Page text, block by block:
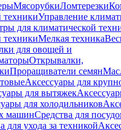
МясорубкиЛомтерезки
техникиУправление
для климатической
техникиМелкая техника
для овощей и
Открывалки,
Проращиватели семян
Аксессуары для
для вытяжек
для холодильников
машинСредства для
для ухода за техникой